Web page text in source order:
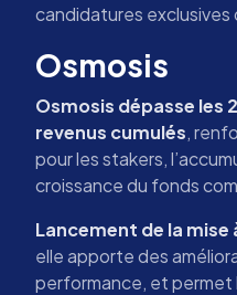
candidatures exclusives
Osmosis
Osmosis dépasse les
revenus cumulés,
pour les stakers,
croissance du fonds
Lancement de la mise
elle apporte des
performance, et permet